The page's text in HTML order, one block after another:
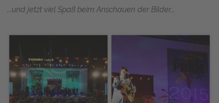
...und jetzt viel Spaß beim Anschauen der Bilder...